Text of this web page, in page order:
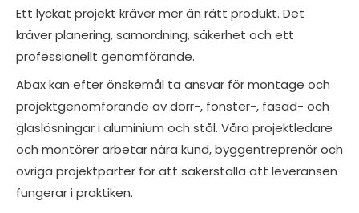
Ett lyckat projekt kräver mer än rätt produkt. Det
kräver planering, samordning, säkerhet och ett
professionellt genomförande.
Abax kan efter önskemål ta ansvar för montage och
projektgenomförande av dörr-, fönster-, fasad- och
glaslösningar i aluminium och stål. Våra projektledare
och montörer arbetar nära kund, byggentreprenör och
övriga projektparter för att säkerställa att leveransen
fungerar i praktiken.